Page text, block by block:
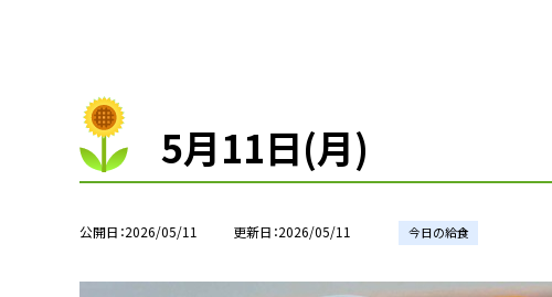
5月11日(月)
公開日 2026/05/11 更新日 2026/05/11 今日の給食